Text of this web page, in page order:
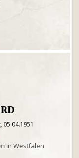
in Westfalen